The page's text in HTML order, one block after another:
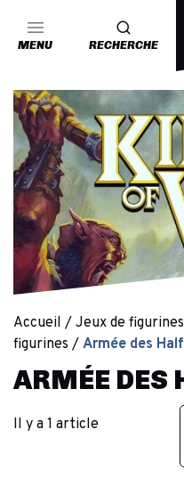
MENU RECHERCHE
Accueil Jeux de figurines
figurines
Armée des
ARMÉE DES
Il y a 1 article